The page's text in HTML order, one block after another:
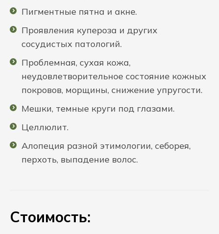
Пигментные пятна и акне.
Проявления купероза и других
сосудистых патологий.
Проблемная, сухая кожа,
неудовлетворительное состояние кожных
покровов, морщины, снижение упругости.
Мешки, темные круги под глазами.
Целлюлит.
Алопеция разной этимологии, себорея,
перхоть, выпадение волос.
Стоимость: